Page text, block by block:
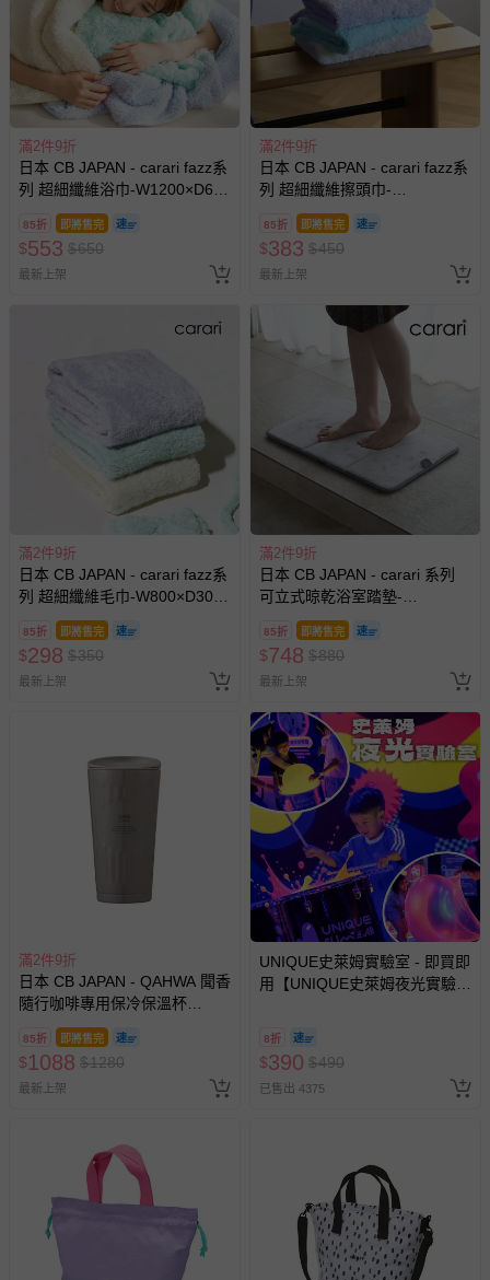
滿2件9折
日本 CB JAPAN - carari fazz系
列 超細纖維浴巾-W1200×D600
85折 即將售完
$553 $650
最新上架
滿2件9折
日本 CB JAPAN - carari fazz系
列 超細纖維擦頭巾-
W1000×D400 mm
85折 即將售完
$383 $450
最新上架
滿2件9折
日本 CB JAPAN - carari fazz系
列 超細纖維毛巾-W800×D300
85折 即將售完
$298 $350
最新上架
滿2件9折
日本 CB JAPAN - carari 系列
可立式晾乾浴室踏墊-
W600×D400 mm
85折 即將售完
$748 $880
最新上架
滿2件9折
日本 CB JAPAN - QAHWA 聞香
隨行咖啡專用保冷保溫杯
350ml-195g
85折 即將售完
$1088 $1280
最新上架
UNIQUE史萊姆實驗室 - 即買即
用【UNIQUE史萊姆夜光實驗室
8/30 (電子票券，於展期現場憑
訂單編號兌換，逾期作廢) (大
人小孩均一價(3歲以上需購票))
8折
$390 $490
已售出 4375